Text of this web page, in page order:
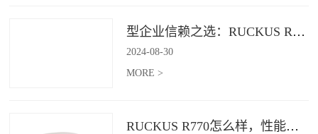
型企业信赖之选：RUCKUS R760，安全稳定的Wi-Fi解决方案
2024-08-30
MORE >
RUCKUS R770怎么样，性能怎么样，好用吗？